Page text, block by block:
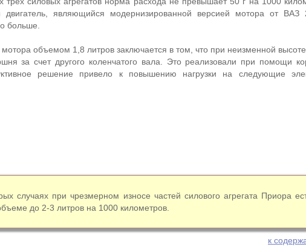
двигатель, являющийся модернизированной версией мотора от ВАЗ
больше.
объемом 1,8 литров заключается в том, что при неизменной
за счет другого коленчатого вала. Это реализовали при помощи
решение привело к повышению нагрузки на следующие
случаях при чрезмерном износе частей силового агрегата Приора
до 2-3 литров на 1000 километров.
к